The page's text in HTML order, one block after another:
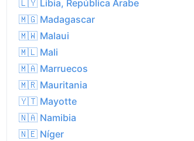
dom 9. ago
Soleado
31.0°C
🇱🇾 Libia, República Árabe
🇲🇬 Madagascar
🇲🇼 Malaui
🇲🇱 Mali
🇲🇦 Marruecos
🇲🇷 Mauritania
🇾🇹 Mayotte
🇳🇦 Namibia
🇳🇪 Níger